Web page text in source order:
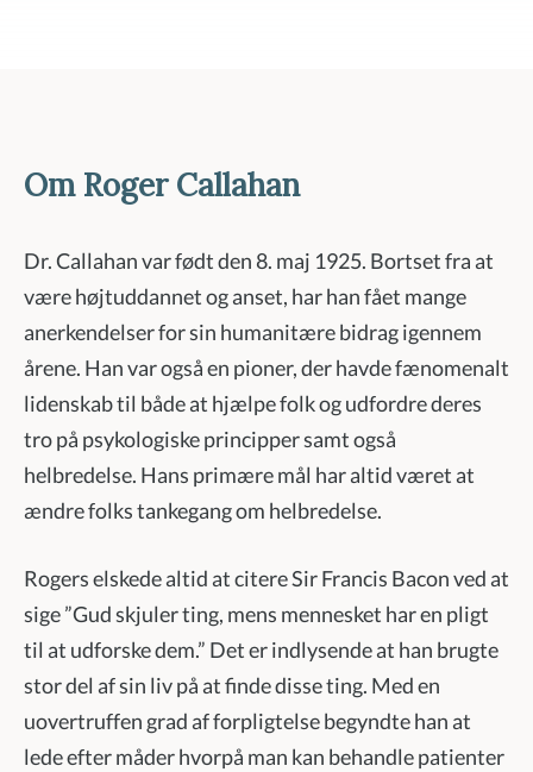
Om Roger Callahan
Dr. Callahan var født den 8. maj 1925. Bortset fra at
være højtuddannet og anset, har han fået mange
anerkendelser for sin humanitære bidrag igennem
årene. Han var også en pioner, der havde fænomenalt
lidenskab til både at hjælpe folk og udfordre deres
tro på psykologiske principper samt også
helbredelse. Hans primære mål har altid været at
ændre folks tankegang om helbredelse.
Rogers elskede altid at citere Sir Francis Bacon ved at
sige ”Gud skjuler ting, mens mennesket har en pligt
til at udforske dem.” Det er indlysende at han brugte
stor del af sin liv på at finde disse ting. Med en
uovertruffen grad af forpligtelse begyndte han at
lede efter måder hvorpå man kan behandle patienter